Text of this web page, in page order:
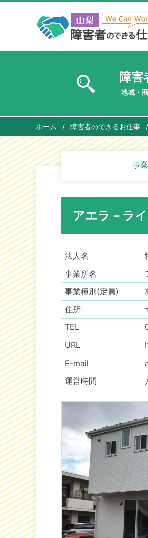
障
地域・
ホーム / 障害者のできるお仕事 /
事
アエラ－ラ
法人名
事業所名
事業種別(定員)
住所
TEL
URL
E-mail
運営時間